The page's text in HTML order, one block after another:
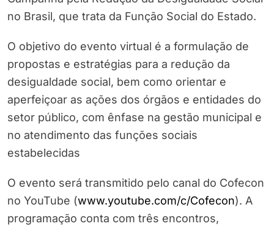
no Brasil, que trata da Função Social do Estado.
O objetivo do evento virtual é a formulação de
propostas e estratégias para a redução da
desigualdade social, bem como orientar e
aperfeiçoar as ações dos órgãos e entidades do
setor público, com ênfase na gestão municipal e
no atendimento das funções sociais
estabelecidas
O evento será transmitido pelo canal do Cofecon
no YouTube (www.youtube.com/c/Cofecon). A
programação conta com três encontros,